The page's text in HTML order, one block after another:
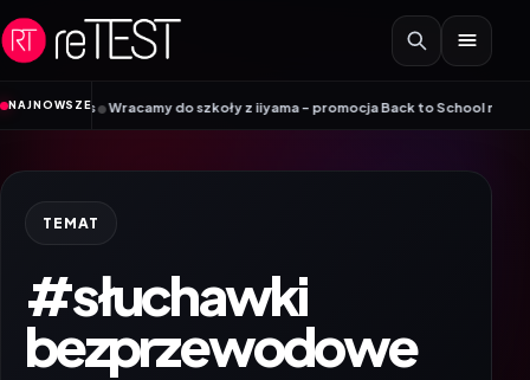
Przejdź do treści
NAJNOWSZE
z iiyama – promocja Back to School na wybrane monitory•Patriot i ROG
TEMAT
#słuchawki
bezprzewodowe